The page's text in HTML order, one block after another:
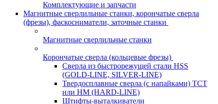
Комплектующие и запчасти
Магнитные сверлильные станки, корончатые сверла
(фрезы), фаскосниматели, заточные станки
Магнитные сверлильные станки
Корончатые сверла (кольцевые фрезы)
Сверла из быстрорежущей стали HSS
(GOLD-LINE, SILVER-LINE)
Твердосплавные сверла (с напайками) ТСТ
или HM (HARD-LINE)
Штифты-выталкиватели